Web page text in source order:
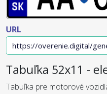
URL
Tabuľka 52x11 -
Tabuľka pre motorové